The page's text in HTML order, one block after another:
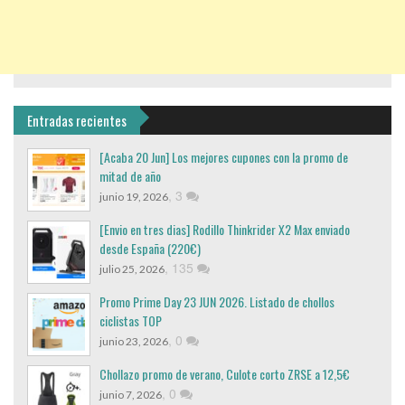
Entradas recientes
[Acaba 20 Jun] Los mejores cupones con la promo de
mitad de año
junio 19, 2026 3
[Envio en tres dias] Rodillo Thinkrider X2 Max enviado
desde España (220€)
julio 25, 2026 135
Promo Prime Day 23 JUN 2026. Listado de chollos
ciclistas TOP
junio 23, 2026 0
Chollazo promo de verano, Culote corto ZRSE a 12,5€
junio 7, 2026 0